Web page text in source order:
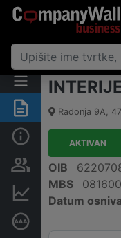
Sažetak
Osobe i
Radonja 9A,
AKTIVAN
OIB
MBS
Datum